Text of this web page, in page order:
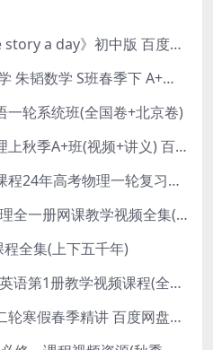
一天一个小故事《one story a day》初中版 百度网盘分享下载
初中数学 2024初一数学 朱韬数学 S班春季下 A+班春季下 百度云网盘
一轮系统班(全国卷+北京卷)
杨萌物理2023初三物理上秋季A+班(视频+讲义) 百度网盘分享
2024赵玉峰高三物理课程24年高考物理一轮复习网课教程
沪科版(初三)九年级物理全一册网课教学视频全集(录播版 杜春雨 66讲)
全集(上下五千年)
[胡金铭 Diana]新概念英语第1册教学视频课程(全集 百度网盘下载)
胡源2024届高考数学二轮寒假春季精讲 百度网盘分享